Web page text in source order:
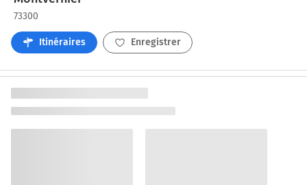
73300
Itinéraires Enregistrer